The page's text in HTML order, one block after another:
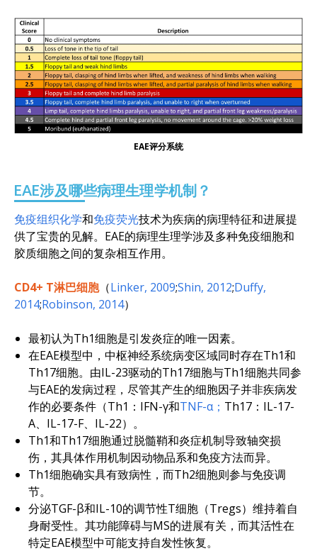
EAE评分系统
EAE涉及哪些病理生理学机制？
免疫组织化学和免疫荧光技术为疾病的病理特征和进展提
供了宝贵的见解。EAE的病理生理学涉及多种免疫细胞和
胶质细胞之间的复杂相互作用。
CD4+ T淋巴细胞（Linker, 2009;Shin, 2012;Duffy,
2014;Robinson, 2014）
最初认为Th1细胞是引发炎症的唯一因素。
在EAE模型中，中枢神经系统病变区域同时存在Th1和
Th17细胞。由IL-23驱动的Th17细胞与Th1细胞共同参
与EAE的发病过程，尽管其产生的细胞因子并非疾病发
作的必要条件（Th1：IFN-γ和TNF-α； Th17：IL-17-
A、IL-17-F、IL-22）。
Th1和Th17细胞通过脱髓鞘和炎症机制导致轴突损
伤，其具体作用机制因动物品系和免疫方法而异。
Th1细胞确实具有致病性，而Th2细胞则参与免疫调
节。
分泌TGF-β和IL-10的调节性T细胞（Tregs）维持着自
身耐受性。其功能障碍与MS的进展有关，而其活性在
特定EAE模型中可能支持自发性恢复。